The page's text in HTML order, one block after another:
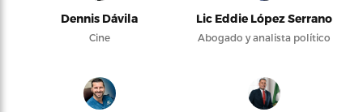
Dennis Dávila
Cine
Lic Eddie López Serrano
Abogado y analista político